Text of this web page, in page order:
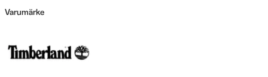
Varumärke